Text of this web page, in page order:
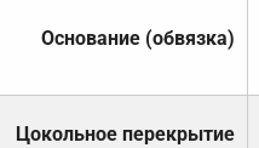
Основание (обвязка)
Цокольное перекрытие